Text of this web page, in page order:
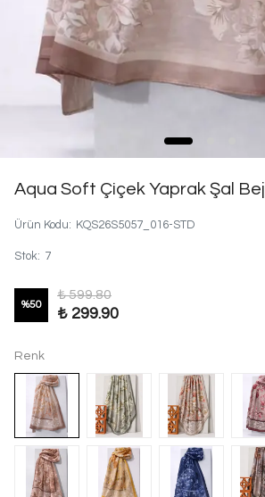
Aqua Soft Çiçek Yaprak Şal Bej
Ürün Kodu: KQS26S5057_016-STD
Stok: 7
%50
₺ 599.80
₺ 299.90
Renk